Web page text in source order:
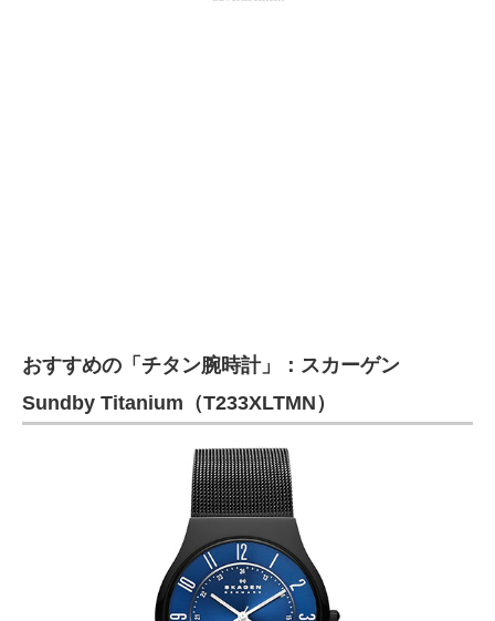
おすすめの「チタン腕時計」：スカーゲン
Sundby Titanium（T233XLTMN）